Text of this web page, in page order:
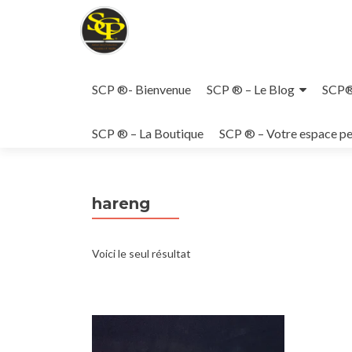
au
SCP ®- Bienvenue SCP ® – Le Blog
SCP ® – La Boutique SCP ® – Votre espace
hareng
Voici le seul résultat